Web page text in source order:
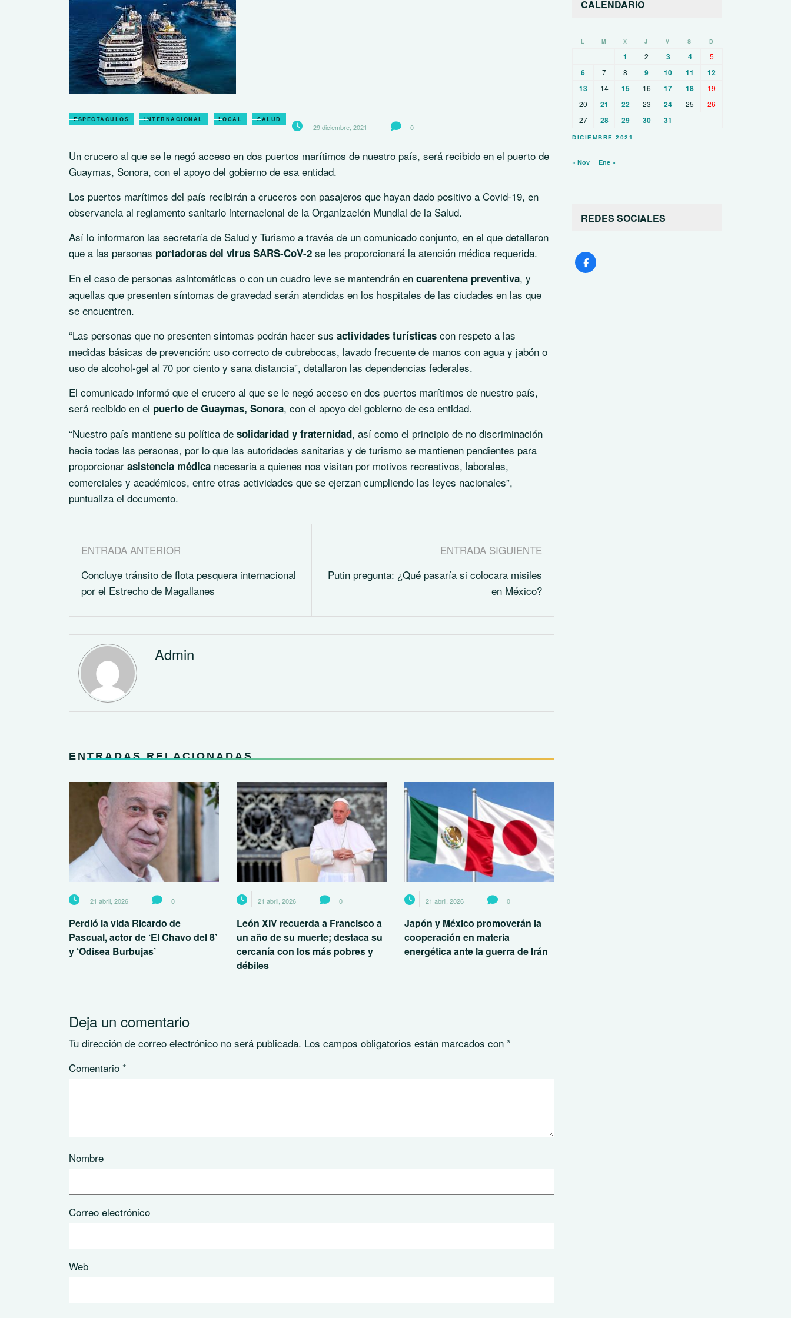
ESPECTACULOS INTERNACIONAL LOCAL SALUD
29 diciembre, 2021 0
Un crucero al que se le negó acceso en dos puertos marítimos de nuestro país, será recibido en el puerto de
Guaymas, Sonora, con el apoyo del gobierno de esa entidad.
Los puertos marítimos del país recibirán a cruceros con pasajeros que hayan dado positivo a Covid-19, en
observancia al reglamento sanitario internacional de la Organización Mundial de la Salud.
Así lo informaron las secretaría de Salud y Turismo a través de un comunicado conjunto, en el que detallaron
que a las personas portadoras del virus SARS-CoV-2 se les proporcionará la atención médica requerida.
En el caso de personas asintomáticas o con un cuadro leve se mantendrán en cuarentena preventiva, y
aquellas que presenten síntomas de gravedad serán atendidas en los hospitales de las ciudades en las que
se encuentren.
“Las personas que no presenten síntomas podrán hacer sus actividades turísticas con respeto a las
medidas básicas de prevención: uso correcto de cubrebocas, lavado frecuente de manos con agua y jabón o
uso de alcohol-gel al 70 por ciento y sana distancia”, detallaron las dependencias federales.
El comunicado informó que el crucero al que se le negó acceso en dos puertos marítimos de nuestro país,
será recibido en el puerto de Guaymas, Sonora, con el apoyo del gobierno de esa entidad.
“Nuestro país mantiene su política de solidaridad y fraternidad, así como el principio de no discriminación
hacia todas las personas, por lo que las autoridades sanitarias y de turismo se mantienen pendientes para
proporcionar asistencia médica necesaria a quienes nos visitan por motivos recreativos, laborales,
comerciales y académicos, entre otras actividades que se ejerzan cumpliendo las leyes nacionales”,
puntualiza el documento.
ENTRADA ANTERIOR
Concluye tránsito de flota pesquera internacional
por el Estrecho de Magallanes
ENTRADA SIGUIENTE
Putin pregunta: ¿Qué pasaría si colocara misiles
en México?
Admin
ENTRADAS RELACIONADAS
21 abril, 2026 0
Perdió la vida Ricardo de
Pascual, actor de ‘El Chavo del 8’
y ‘Odisea Burbujas’
21 abril, 2026 0
León XIV recuerda a Francisco a
un año de su muerte; destaca su
cercanía con los más pobres y
débiles
21 abril, 2026 0
Japón y México promoverán la
cooperación en materia
energética ante la guerra de Irán
Deja un comentario
Tu dirección de correo electrónico no será publicada. Los campos obligatorios están marcados con *
Comentario *
Nombre
Correo electrónico
Web
CALENDARIO
DICIEMBRE 2021
L M X J V S D
1 2 3 4 5
6 7 8 9 10 11
12
13
14 15 16 17 18
19
20
21 22 23 24 25
26
27
28 29 30 31
« Nov Ene »
REDES SOCIALES